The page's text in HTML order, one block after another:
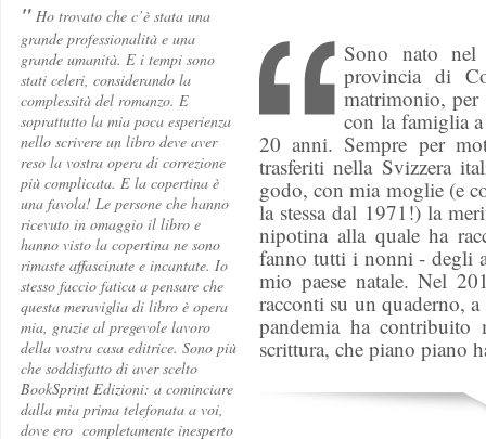
" Ho trovato che c’è stata una
grande professionalità e una
grande umanità. E i tempi sono
stati celeri, considerando la
complessità del romanzo. E
soprattutto la mia poca esperienza
nello scrivere un libro deve aver
reso la vostra opera di correzione
più complicata. E la copertina è
una favola! Le persone che hanno
ricevuto in omaggio il libro e
hanno visto la copertina ne sono
rimaste affascinate e incantate. Io
stesso faccio fatica a pensare che
questa meraviglia di libro è opera
mia, grazie al pregevole lavoro
della vostra casa editrice. Sono più
che soddisfatto di aver scelto
BookSprint Edizioni: a cominciare
dalla mia prima telefonata a voi,
dove ero completamente inesperto
Sono nato
provincia di
matrimonio,
con la famiglia
20 anni. Sempre per
trasferiti nella Svizzera
godo, con mia moglie (e
la stessa dal 1971!) la
nipotina alla quale ha
fanno tutti i nonni - degli
mio paese natale. Nel
racconti su un quaderno,
pandemia ha contribuito
scrittura, che piano piano